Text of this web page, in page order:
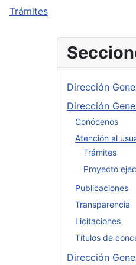
Trámites
Dirección
Dirección
Conócenos
Atención al
Trámites
Proyecto
Publicaciones
Transparencia
Licitaciones
Títulos de
Dirección